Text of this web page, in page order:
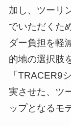
加し、ツーリ
でいただくた
ダー負担を軽
的地の選択肢
「TRACER9
実させた、ツ
ップとなるモ